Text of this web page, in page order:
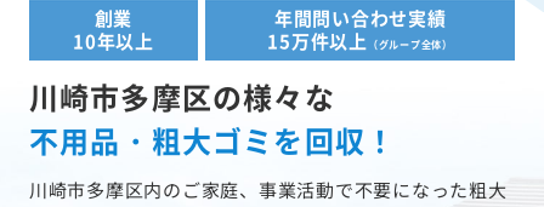
創業
10年以上
年間問い合わせ実績
15万件以上
（グループ全体）
川崎市多摩区の様々な
不用品・粗大ゴミを回収！
川崎市多摩区内のご家庭、事業活動で不要になった粗大